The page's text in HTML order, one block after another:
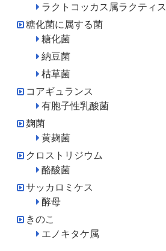
ラクトコッカス属ラクティス
糖化菌に属する菌
糖化菌
納豆菌
枯草菌
コアギュランス
有胞子性乳酸菌
麹菌
黄麹菌
クロストリジウム
酪酸菌
サッカロミケス
酵母
きのこ
エノキタケ属